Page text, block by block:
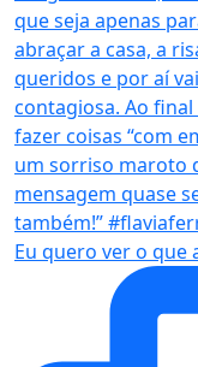
Eu quero ver o que